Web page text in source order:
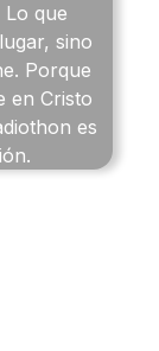
que
sino
Porque
en Cristo
es